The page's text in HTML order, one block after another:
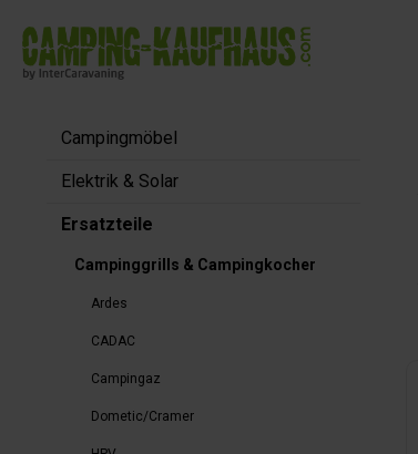
Zur Hauptnavigation springen
Campingmöbel
Elektrik & Solar
Ersatzteile
Campinggrills & Campingkocher
Ardes
CADAC
Campingaz
Dometic/Cramer